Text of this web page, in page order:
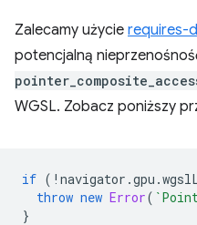
Zalecamy użycie requires-
potencjalną
WGSL. Zobacz poniższy
if ( ! navigator .gpu .
throw new Error(
}